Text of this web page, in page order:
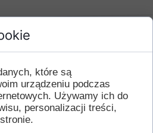
START
sprawozdania
które są
urządzeniu podczas
Używamy ich do
personalizacji treści,